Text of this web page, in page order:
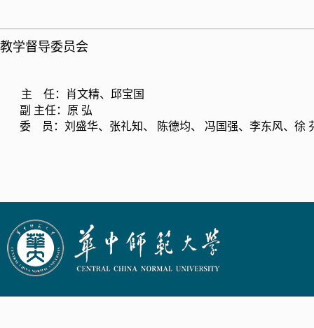
教学督导委员会
主 任：肖文精、邱宝国
副 主任：原 弘
委 员：刘盛华、张礼知、 陈德均、 冯国强、李东风、徐